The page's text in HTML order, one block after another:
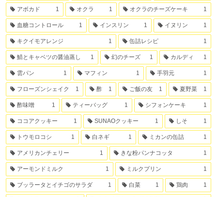
アボカド 1 オクラ 1 オクラのチーズケーキ 1
血糖コントロール 1 インスリン 1 イヌリン 1
キクイモアレンジ 1 缶詰レシピ 1
鯖とキャベツの醤油蒸し 1 幻のチーズ 1 カルディ 1
雲パン 1 マフィン 1 手羽元 1
フローズンシェイク 1 酢 1 ご飯の友 1 夏野菜 1
酢味噌 1 ティーバッグ 1 シフォンケーキ 1
ココアクッキー 1 SUNAOクッキー 1 しそ 1
トウモロコシ 1 白ネギ 1 ミカンの缶詰 1
アメリカンチェリー 1 きな粉パンナコッタ 1
アーモンドミルク 1 ミルクプリン 1
ブッラータとイチゴのサラダ 1 白菜 1 鶏肉 1